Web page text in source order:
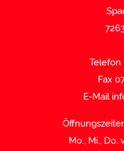
Telefon
Fax
E-Mail
Mo., Mi., Do.